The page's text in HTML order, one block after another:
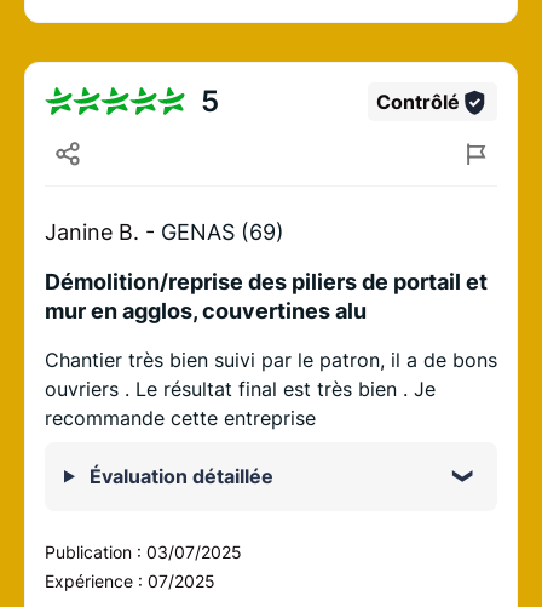
5 Contrôlé
Janine B. - GENAS (69)
Démolition/reprise des piliers de portail et
mur en agglos, couvertines alu
Chantier très bien suivi par le patron, il a de bons
ouvriers . Le résultat final est très bien . Je
recommande cette entreprise
Évaluation détaillée
Publication : 03/07/2025
Expérience : 07/2025